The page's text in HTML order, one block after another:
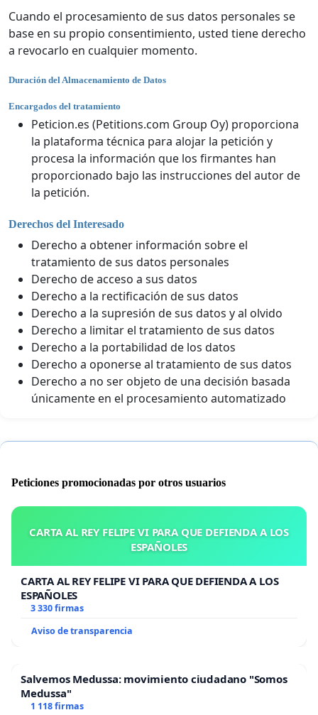
Cuando el procesamiento de sus datos personales se
base en su propio consentimiento, usted tiene derecho
a revocarlo en cualquier momento.
Duración del Almacenamiento de Datos
Encargados del tratamiento
Peticion.es (Petitions.com Group Oy) proporciona
la plataforma técnica para alojar la petición y
procesa la información que los firmantes han
proporcionado bajo las instrucciones del autor de
la petición.
Derechos del Interesado
Derecho a obtener información sobre el
tratamiento de sus datos personales
Derecho de acceso a sus datos
Derecho a la rectificación de sus datos
Derecho a la supresión de sus datos y al olvido
Derecho a limitar el tratamiento de sus datos
Derecho a la portabilidad de los datos
Derecho a oponerse al tratamiento de sus datos
Derecho a no ser objeto de una decisión basada
únicamente en el procesamiento automatizado
Peticiones promocionadas por otros usuarios
CARTA AL REY FELIPE VI PARA QUE DEFIENDA A LOS
ESPAÑOLES
CARTA AL REY FELIPE VI PARA QUE DEFIENDA A LOS
ESPAÑOLES
3 330 firmas
Aviso de transparencia
Salvemos Medussa: movimiento ciudadano "Somos
Medussa"
1 118 firmas